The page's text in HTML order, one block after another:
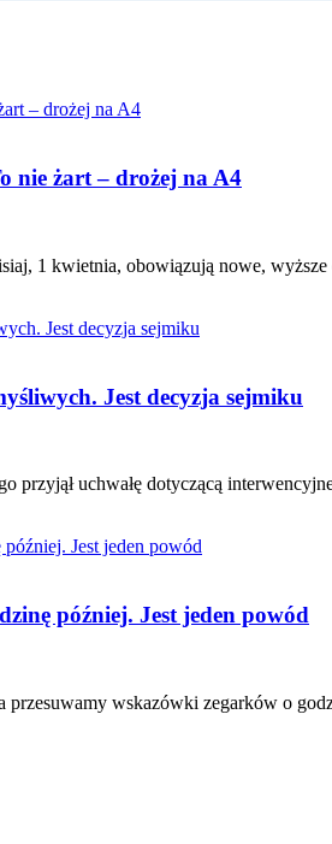
nie żart – drożej na A4
1 kwietnia, obowiązują nowe, wyższe
Jest decyzja sejmiku
przyjął uchwałę dotyczącą
później. Jest jeden powód
przesuwamy wskazówki zegarków o